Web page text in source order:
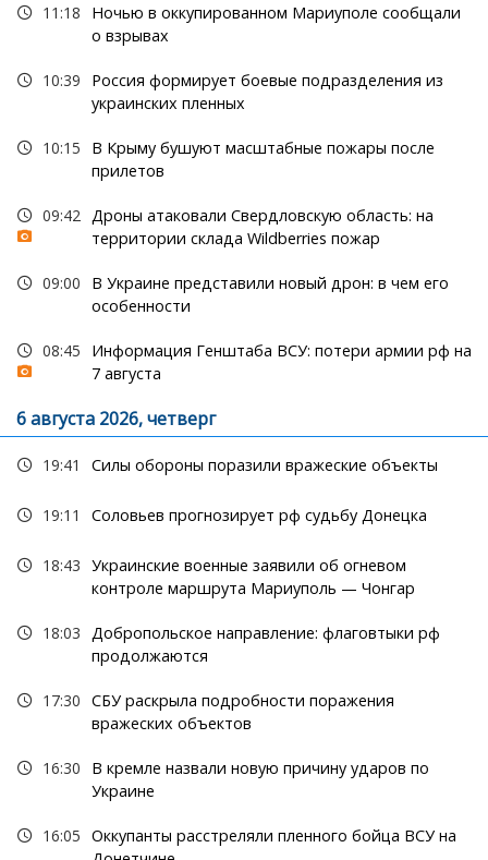
11:18
Ночью в оккупированном Мариуполе сообщали
о взрывах
10:39
Россия формирует боевые подразделения из
украинских пленных
10:15
В Крыму бушуют масштабные пожары после
прилетов
09:42
Дроны атаковали Свердловскую область: на
территории склада Wildberries пожар
09:00
В Украине представили новый дрон: в чем его
особенности
08:45
Информация Генштаба ВСУ: потери армии рф на
7 августа
6 августа 2026, четверг
19:41 Силы обороны поразили вражеские объекты
19:11 Соловьев прогнозирует рф судьбу Донецка
18:43 Украинские военные заявили об огневом
контроле маршрута Мариуполь — Чонгар
18:03
Добропольское направление: флаговтыки рф
продолжаются
17:30 СБУ раскрыла подробности поражения
вражеских объектов
16:30
В кремле назвали новую причину ударов по
Украине
16:05 Оккупанты расстреляли пленного бойца ВСУ на